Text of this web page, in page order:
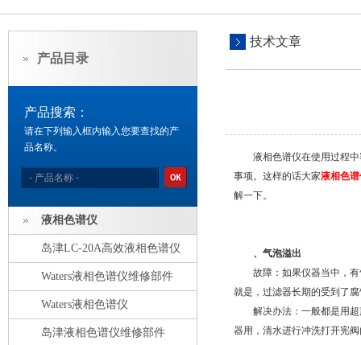
产品目录
产品搜索：
请在下列输入框内输入您要查找的产
品名称。
液相色谱仪
岛津LC-20A高效液相色谱仪
Waters液相色谱仪维修部件
Waters液相色谱仪
岛津液相色谱仪维修部件
技术文章
液相色谱仪在使用过程中
事项。这样的话大家液相色
解一下。
、气泡溢出
故障：如果仪器当中，有
就是，过滤器长期的受到了
解决办法：一般都是用超
器用，清水进行冲洗打开宪